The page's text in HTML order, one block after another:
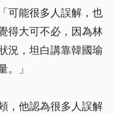
可能很多人誤解，也
得大可不必，因為林
況，坦白講靠韓國瑜
。」
，他認為很多人誤解